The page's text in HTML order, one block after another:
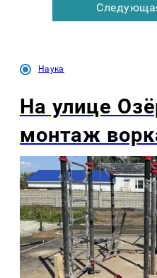
Наука
На улице
монтаж